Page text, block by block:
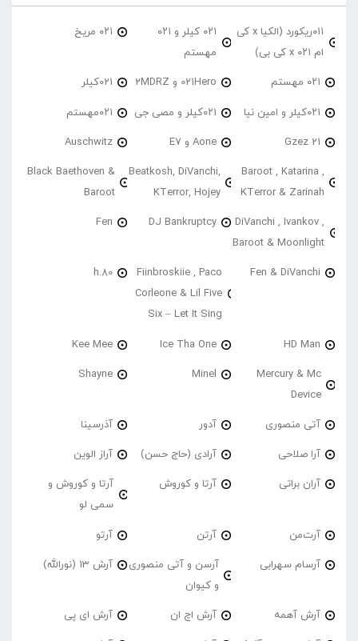
۰۱۱ریکورد (الکیا x کی
ام ۰۲۱ x کی بی)
۰۲۱ کیلر و ۰۲۱
مهستم
۰۲۱ مریخ
۰۲۱ مهستم 021Hero و 2MDRZ 021کیلر
۰۲۱کیلر و امین نیا ۰۲۱کیلر و مصی جی ۰۲۱مهستم
21 Gzez Aone و E7 Auschwitz
Baroot , Katarina ,
KTerror & Zarinah
Beatkosh, DiVanchi,
KTerror, Hojey
Black Baethoven &
Baroot
DiVanchi , Ivankov ,
Baroot & Moonlight
DJ Bankruptcy
Fen
Fen & DiVanchi
Fiinbroskiie , Paco
Corleone & Lil Five
Six – Let It Sing
h.80
HD Man
Ice Tha One
Kee Mee
Mercury & Mc
Device
Minel
Shayne
آتی منصوری آدور آذرسینا
آرا صلاحی آرادی (حاج حسن) آراز الوین
آران براتی آرتا و کوروش
آرتا و کوروش و
سمی لو
آرت‌من آرتن آرتو
آرسام سهرابی
آرسن و آتی منصوری
و کیوان
آرش 13 (نورالله)
آرش آهمه آرش اچ ان آرش ای پی